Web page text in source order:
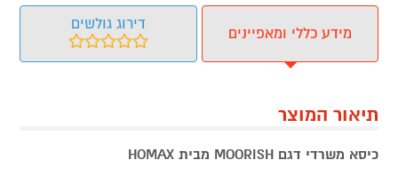
מידע כללי ומאפיינים
דירוג גולשים
תיאור המוצר
כיסא משרדי דגם MOORISH מבית HOMAX